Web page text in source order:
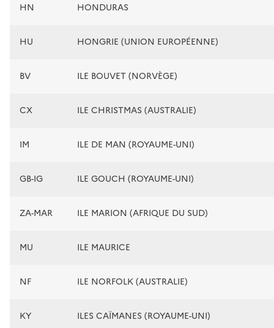
HN HONDURAS
HU HONGRIE (UNION EUROPÉENNE)
BV ILE BOUVET (NORVÈGE)
CX ILE CHRISTMAS (AUSTRALIE)
IM ILE DE MAN (ROYAUME-UNI)
GB-IG ILE GOUCH (ROYAUME-UNI)
ZA-MAR ILE MARION (AFRIQUE DU SUD)
MU ILE MAURICE
NF ILE NORFOLK (AUSTRALIE)
KY ILES CAÏMANES (ROYAUME-UNI)